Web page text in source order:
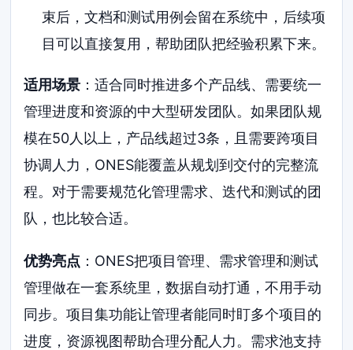
束后，文档和测试用例会留在系统中，后续项
目可以直接复用，帮助团队把经验积累下来。
适用场景 ：适合同时推进多个产品线、需要统一
管理进度和资源的中大型研发团队。如果团队规
模在50人以上，产品线超过3条，且需要跨项目
协调人力，ONES能覆盖从规划到交付的完整流
程。对于需要规范化管理需求、迭代和测试的团
队，也比较合适。
优势亮点 ：ONES把项目管理、需求管理和测试
管理做在一套系统里，数据自动打通，不用手动
同步。项目集功能让管理者能同时盯多个项目的
进度，资源视图帮助合理分配人力。需求池支持